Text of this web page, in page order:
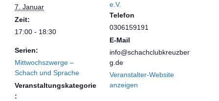
7. Januar
Zeit:
17:00 - 18:30
Serien:
Mittwochszwerge –
Schach und Sprache
Veranstaltungskategorie
:
e.V.
Telefon
0306159191
E-Mail
info@schachclubkreuzber
g.de
Veranstalter-Website
anzeigen